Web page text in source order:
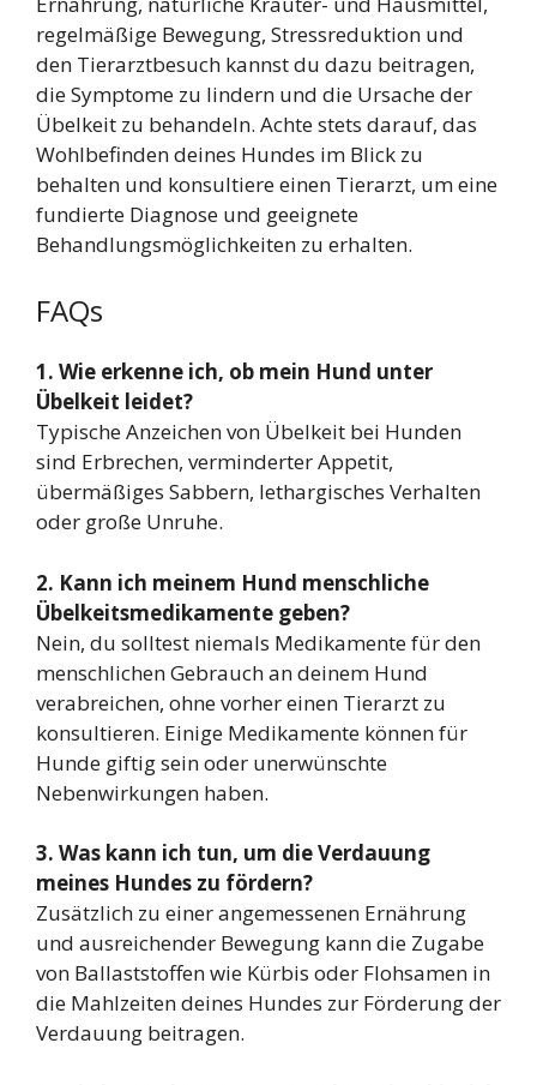
regelmäßige Bewegung, Stressreduktion und
den Tierarztbesuch kannst du dazu beitragen,
die Symptome zu lindern und die Ursache der
Übelkeit zu behandeln. Achte stets darauf, das
Wohlbefinden deines Hundes im Blick zu
behalten und konsultiere einen Tierarzt, um eine
fundierte Diagnose und geeignete
Behandlungsmöglichkeiten zu erhalten.
FAQs
1. Wie erkenne ich, ob mein Hund unter
Übelkeit leidet?
Typische Anzeichen von Übelkeit bei Hunden
sind Erbrechen, verminderter Appetit,
übermäßiges Sabbern, lethargisches Verhalten
oder große Unruhe.
2. Kann ich meinem Hund menschliche
Übelkeitsmedikamente geben?
Nein, du solltest niemals Medikamente für den
menschlichen Gebrauch an deinem Hund
verabreichen, ohne vorher einen Tierarzt zu
konsultieren. Einige Medikamente können für
Hunde giftig sein oder unerwünschte
Nebenwirkungen haben.
3. Was kann ich tun, um die Verdauung
meines Hundes zu fördern?
Zusätzlich zu einer angemessenen Ernährung
und ausreichender Bewegung kann die Zugabe
von Ballaststoffen wie Kürbis oder Flohsamen in
die Mahlzeiten deines Hundes zur Förderung der
Verdauung beitragen.